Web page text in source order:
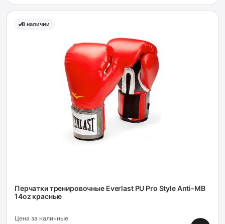
В наличии
Перчатки тренировочные Everlast PU Pro Style Anti-MB
14oz красные
Цена за наличные